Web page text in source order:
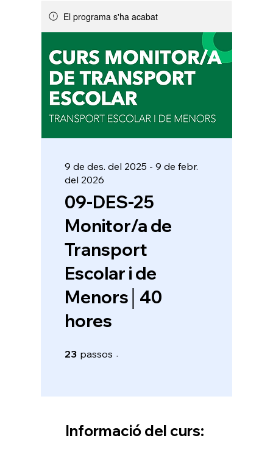
El programa s'ha acabat
09-DES-25
Monitor/a de
Transport
Escolar i de
Menors│40
hores
9 de des. del 2025 - 9 de febr.
del 2026
23 passos
Informació del curs: